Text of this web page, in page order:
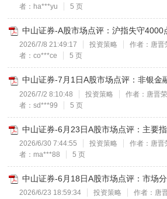
者：ha***yu
5 页
中山证券-A股市场点评：沪指失守4000
2026/7/8 21:49:17 投资策略 作者：唐晋
者：co***ce
5 页
中山证券-7月1日A股市场点评：非银金
2026/7/2 8:10:48 投资策略 作者：唐晋
者：sd***99
5 页
中山证券-6月23日A股市场点评：主要
2026/6/30 7:44:55 投资策略 作者：唐晋
者：ma***88
5 页
中山证券-6月18日A股市场点评：市场
2026/6/23 18:59:34 投资策略 作者：唐